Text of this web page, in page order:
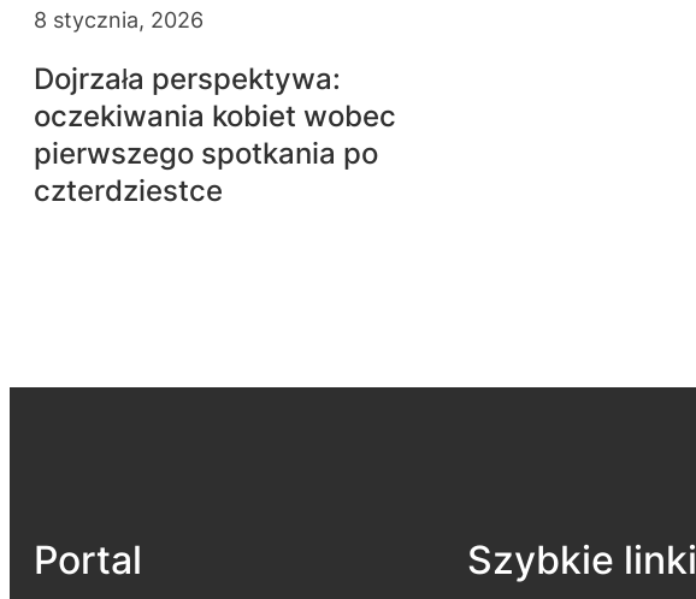
8 stycznia, 2026
Dojrzała perspektywa:
oczekiwania kobiet wobec
pierwszego spotkania po
czterdziestce
Portal Szybkie linki